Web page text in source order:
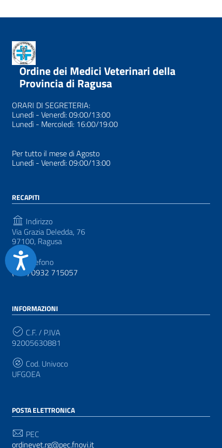
Accessibilità
Ordine dei Medici Veterinari della
Provincia di Ragusa
ORARI DI SEGRETERIA:
Lunedì - Venerdì: 09:00/13:00
Lunedì - Mercoledì: 16:00/19:00
Per tutto il mese di Agosto
Lunedì - Venerdì: 09:00/13:00
RECAPITI
Indirizzo
Via Grazia Deledda, 76
97100, Ragusa
Telefono
(+39) 0932 715057
INFORMAZIONI
C.F. / P.IVA
92005630881
Cod. Univoco
UFGOEA
POSTA ELETTRONICA
PEC
ordinevet.rg@pec.fnovi.it